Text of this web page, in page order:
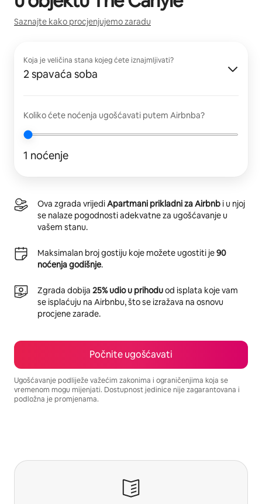
Saznajte kako procjenjujemo zaradu
Koja je veličina stana kojeg ćete iznajmljivati?
2 spavaća soba
Koliko ćete noćenja ugošćavati putem Airbnba?
1 noćenje
Ova zgrada vrijediApartmani prikladni za Airbnb i u njoj
se nalaze pogodnosti adekvatne za ugošćavanje u
vašem stanu.
Maksimalan broj gostiju koje možete ugostiti je90
noćenja godišnje.
Zgrada dobija 25% udio u prihoduod isplata koje vam
se isplaćuju na Airbnbu, što se izražava na osnovu
procjene zarade.
Počnite ugošćavati
Ugošćavanje podliježe važećim zakonima i ograničenjima koja se
vremenom mogu mijenjati. Dostupnost jedinice nije zagarantovana i
podložna je promjenama.